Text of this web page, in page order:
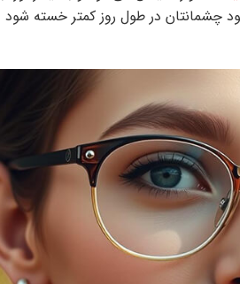
در طول روز کمتر خسته شود